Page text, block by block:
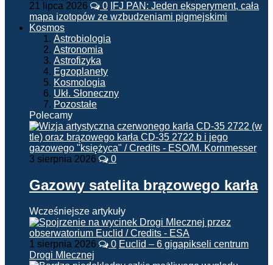
21 lipca 2026 0 IFJ PAN: Jeden eksperyment, cała
mapa izotopów ze wzbudzeniami pigmejskimi
Kosmos
Astrobiologia
Astronomia
Astrofizyka
Egzoplanety
Kosmologia
Ukł. Słoneczny
Pozostałe
Polecamy
3 sierpnia 2026 0
Gazowy satelita brązowego karła
Wcześniejsze artykuły
1 sierpnia 2026 0 Euclid – 6 gigapikseli centrum
Drogi Mlecznej